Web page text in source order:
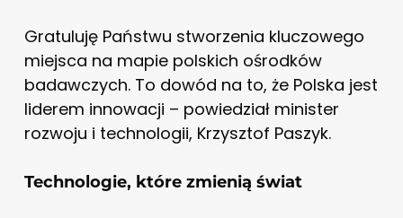
Gratuluję Państwu stworzenia kluczowego
miejsca na mapie polskich ośrodków
badawczych. To dowód na to, że Polska jest
liderem innowacji – powiedział minister
rozwoju i technologii, Krzysztof Paszyk.
Technologie, które zmienią świat